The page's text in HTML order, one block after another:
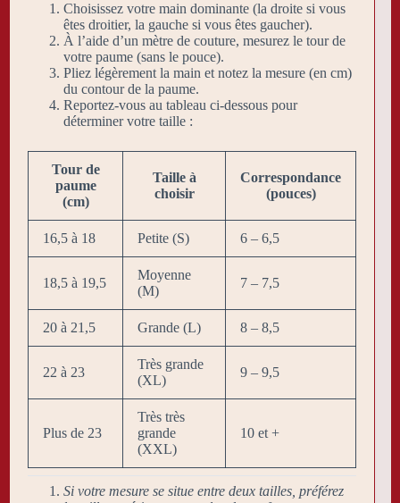
Choisissez votre main dominante (la droite si vous
êtes droitier, la gauche si vous êtes gaucher).
À l’aide d’un mètre de couture, mesurez le tour de
votre paume (sans le pouce).
Pliez légèrement la main et notez la mesure (en cm)
du contour de la paume.
Reportez-vous au tableau ci-dessous pour
déterminer votre taille :
Tour de
paume
(cm)
Taille à
choisir
Correspondance
(pouces)
16,5 à 18 Petite (S) 6 – 6,5
18,5 à 19,5
Moyenne
(M)
7 – 7,5
20 à 21,5 Grande (L) 8 – 8,5
22 à 23
Très grande
(XL)
9 – 9,5
Plus de 23
Très très
grande
(XXL)
10 et +
Si votre mesure se situe entre deux tailles, préférez